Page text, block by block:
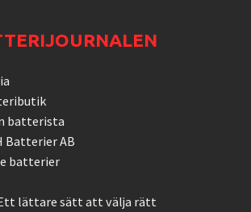
batterista
Batterier AB
batterier
lättare sätt att välja rätt